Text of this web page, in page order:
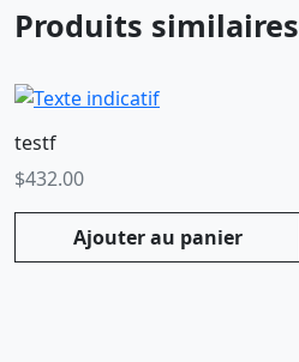
Produits similaires
testf
$432.00
Ajouter au panier